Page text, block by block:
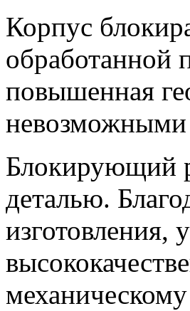
Корпус
обработанной
повышенная
невозможными
Блокирующий
деталью.
изготовления,